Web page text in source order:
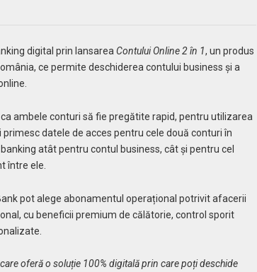
digital prin lansarea Contului Online 2 în 1, un produs
ce permite deschiderea contului business și a
ambele conturi să fie pregătite rapid, pentru utilizarea
datele de acces pentru cele două conturi în
atât pentru contul business, cât și pentru cel
între ele.
pot alege abonamentul operațional potrivit afacerii
cu beneficii premium de călătorie, control sporit
oferă o soluție 100% digitală prin care poți deschide